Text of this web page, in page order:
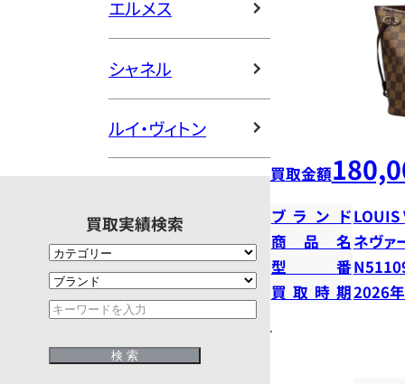
エルメス
シャネル
ルイ・ヴィトン
買取実績検索
買取金額
ブランドLOUIS
商品名 ネヴァ
型番
買取時期2026